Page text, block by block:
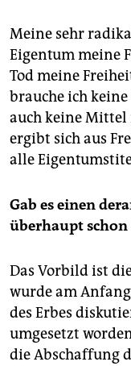
Meine sehr
Eigentum meine
Tod meine
brauche ich
auch keine Mittel
ergibt sich aus
alle
Gab es einen
überhaupt schon
Das Vorbild ist
wurde am
des Erbes
umgesetzt
die Abschaffung